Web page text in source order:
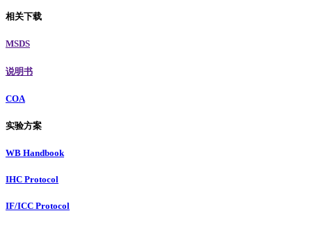
相关下载
MSDS
说明书
COA
实验方案
WB Handbook
IHC Protocol
IF/ICC Protocol